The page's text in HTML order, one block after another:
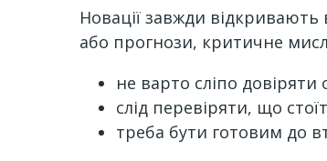
Новації завжди
або прогнози, критичне
не варто сліпо довіряти
слід перевіряти, що
треба бути готовим до